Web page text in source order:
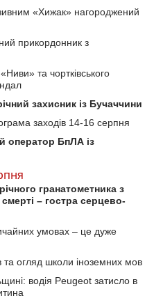
«Хижак» нагороджений
прикордонник з
та чортківського
захисник із Бучаччини
заходів 14-16 серпня
оператор БпЛА із
гранатометника з
– гостра серцево-
умовах – це дуже
та огляд школи іноземних мов
водія Peugeot затисло в